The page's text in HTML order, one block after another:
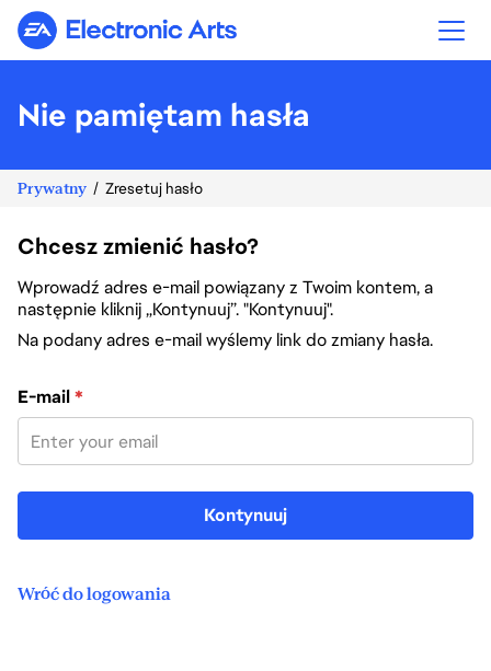
Electronic Arts
Nie pamiętam hasła
Prywatny Zresetuj hasło
Chcesz zmienić hasło?
Wprowadź adres e-mail powiązany z Twoim kontem, a
następnie kliknij „Kontynuuj”. "Kontynuuj".
Na podany adres e-mail wyślemy link do zmiany hasła.
Zresetuj hasło za pomocą adresu e-mail
E-mail*
Kontynuuj
Wróć do logowania